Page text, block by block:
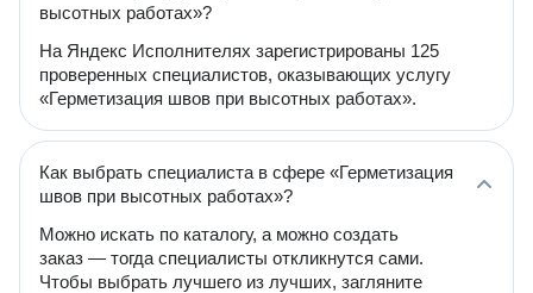
высотных работах»?
На Яндекс Исполнителях зарегистрированы 125
проверенных специалистов, оказывающих услугу
«Герметизация швов при высотных работах».
Как выбрать специалиста в сфере «Герметизация
швов при высотных работах»?
Можно искать по каталогу, а можно создать
заказ — тогда специалисты откликнутся сами.
Чтобы выбрать лучшего из лучших, загляните